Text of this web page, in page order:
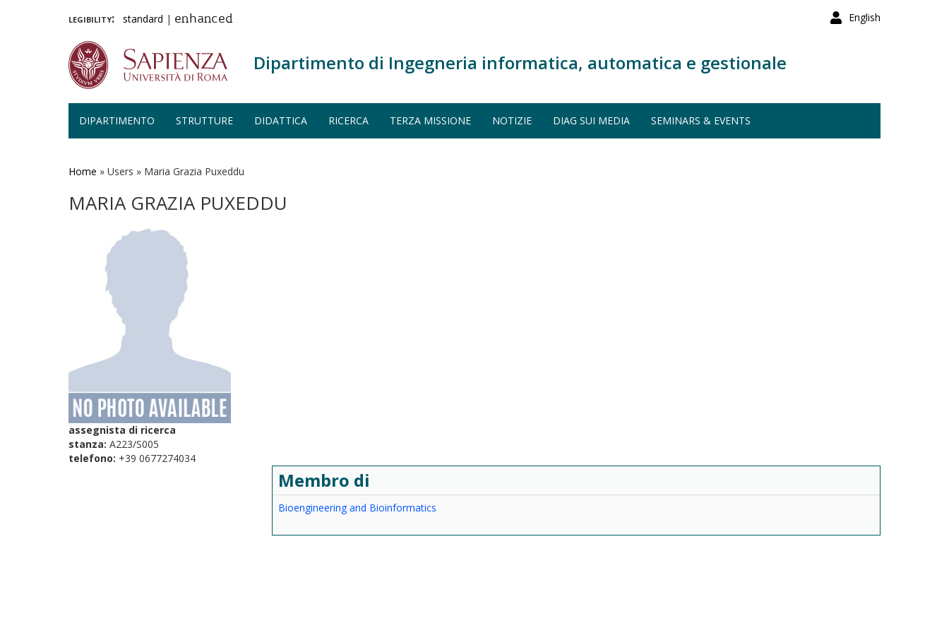
English
legibility: standard | enhanced
Dipartimento di Ingegneria informatica, automatica e gestionale
DIPARTIMENTO STRUTTURE DIDATTICA RICERCA TERZA MISSIONE NOTIZIE DIAG SUI MEDIA SEMINARS & EVENTS
Home » Users » Maria Grazia Puxeddu
MARIA GRAZIA PUXEDDU
assegnista di ricerca
stanza: A223/S005
telefono: +39 0677274034
Membro di
Bioengineering and Bioinformatics